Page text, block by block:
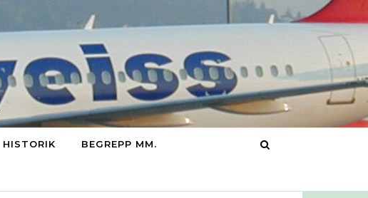
HISTORIK BEGREPP MM.